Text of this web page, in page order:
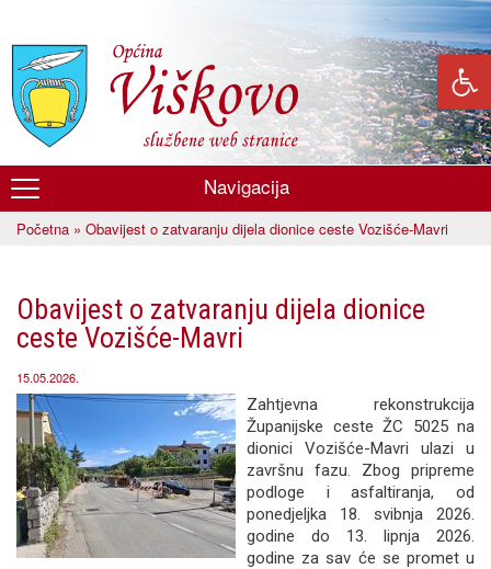
glavni
sadržaj
Općina
Viškovo
Navigacija
Početna » Obavijest o zatvaranju dijela dionice ceste Vozišće-Mavri
Obavijest o zatvaranju dijela dionice
ceste Vozišće-Mavri
15.05.2026.
Zahtjevna rekonstrukcija
Županijske ceste ŽC 5025 na
dionici Vozišće-Mavri ulazi u
završnu fazu. Zbog pripreme
podloge i asfaltiranja, od
ponedjeljka 18. svibnja 2026.
godine do 13. lipnja 2026.
godine za sav će se promet u